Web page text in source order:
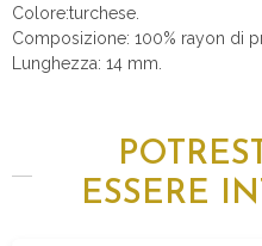
Colore:turchese.
Composizione: 100% rayon di
Lunghezza: 14 mm.
ESSERE